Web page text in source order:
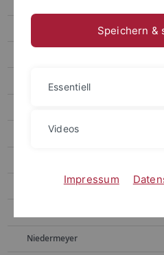
Research: Pristinamycin
Further research interests
Musiol-Kroll
Niedermeyer
Speichern &
Essentiell
Videos
Impressum